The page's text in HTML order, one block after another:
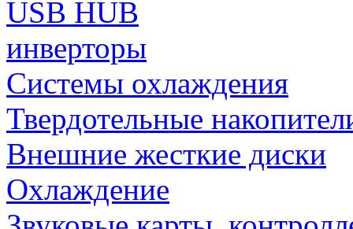
USB HUB
инверторы
Системы охлаждения
Твердотельные
Внешние жесткие диски
Охлаждение